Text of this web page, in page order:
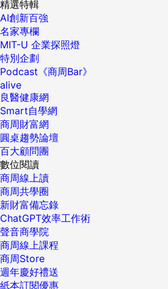
精選特輯
AI創新百強
名家專欄
MIT-U 企業探照燈
特別企劃
Podcast《商周Bar》
alive
良醫健康網
Smart自學網
商周財富網
圓桌趨勢論壇
百大顧問團
數位閱讀
商周線上讀
商周共學圈
新財富備忘錄
ChatGPT效率工作術
聲音商學院
商周線上課程
商周Store
週年慶好禮送
紙本訂閱優惠